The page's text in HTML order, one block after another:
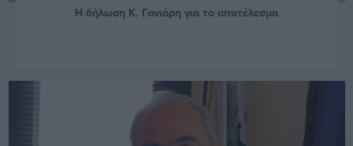
Η δήλωση Κ. Γανιάρη για το αποτέλεσμα